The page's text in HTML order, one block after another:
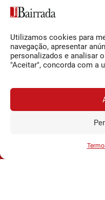
Utilizamos cookies para
navegação, apresentar
personalizados e analisar
"Aceitar", concorda com a
Deixar um
Tem deiniciar a sessão
Ao subscrever está a
Política de
0,34€/